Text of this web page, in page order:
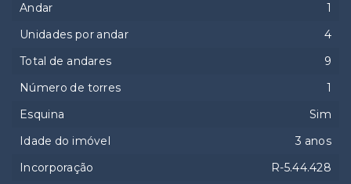
Andar
1
Unidades por andar
4
Total de andares
9
Número de torres
1
Esquina
Sim
Idade do imóvel
3 anos
Incorporação
R-5.44.428